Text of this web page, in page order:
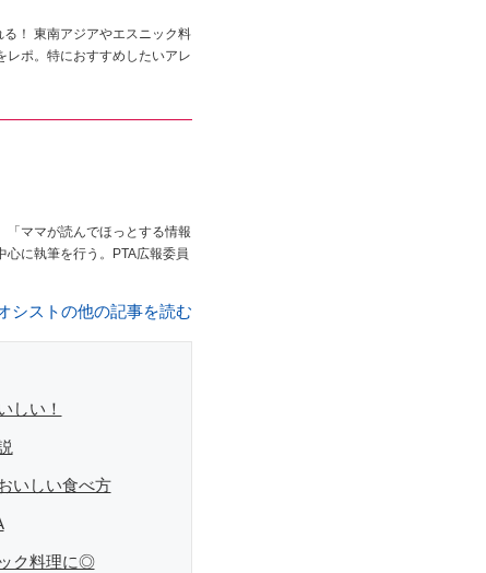
！ 東南アジアやエスニック料
レポ。特におすすめしたいアレ
「ママが読んでほっとする情報
に執筆を行う。PTA広報委員
シストの他の記事を読む
しい！
いしい食べ方
ク料理に◎